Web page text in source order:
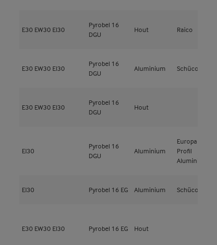
E30 EW30 EI30
Pyrobel 16
DGU
Hout Raico
E30 EW30 EI30
Pyrobel 16
DGU
Aluminium Schüco
E30 EW30 EI30
Pyrobel 16
DGU
Hout
EI30
Pyrobel 16
DGU
Aluminium
Europa
Profil
Aluminio
EI30 Pyrobel 16 EG Aluminium Schüco
E30 EW30 EI30 Pyrobel 16 EG Hout